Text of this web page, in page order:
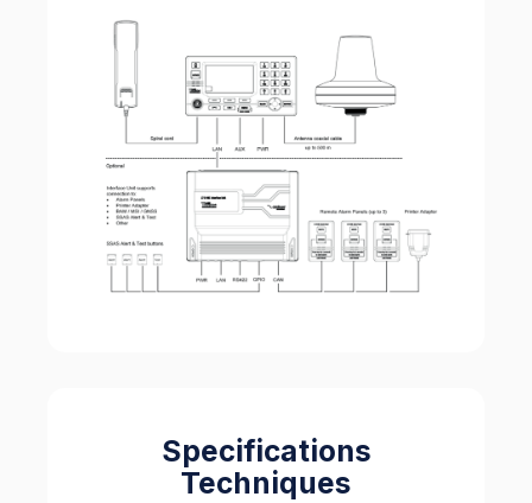
Specifications
Techniques